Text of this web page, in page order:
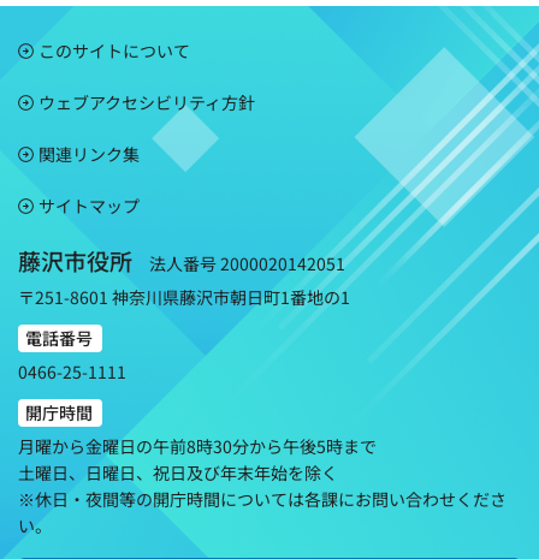
このサイトについて
ウェブアクセシビリティ方針
関連リンク集
サイトマップ
藤沢市役所
法人番号 2000020142051
〒251-8601 神奈川県藤沢市朝日町1番地の1
電話番号
0466-25-1111
開庁時間
月曜から金曜日の午前8時30分から午後5時まで
土曜日、日曜日、祝日及び年末年始を除く
※休日・夜間等の開庁時間については各課にお問い合わせくださ
い。